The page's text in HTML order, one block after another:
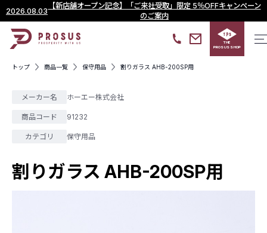
2026.08.03
【新店舗オープン記念】「ご来社受取」限定 5％OFFキャンペーン
のご案内
THE
PROSUS SHOP
トップ 商品一覧 保守用品 割りガラス AHB-200SP用
メーカー名 ホーエー株式会社
商品コード 91232
カテゴリ 保守用品
割りガラス AHB-200SP用